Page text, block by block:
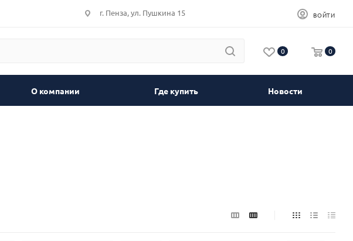
г. Пенза, ул. Пушкина 15 ВОЙТИ
0 0
О компании Где купить Новости